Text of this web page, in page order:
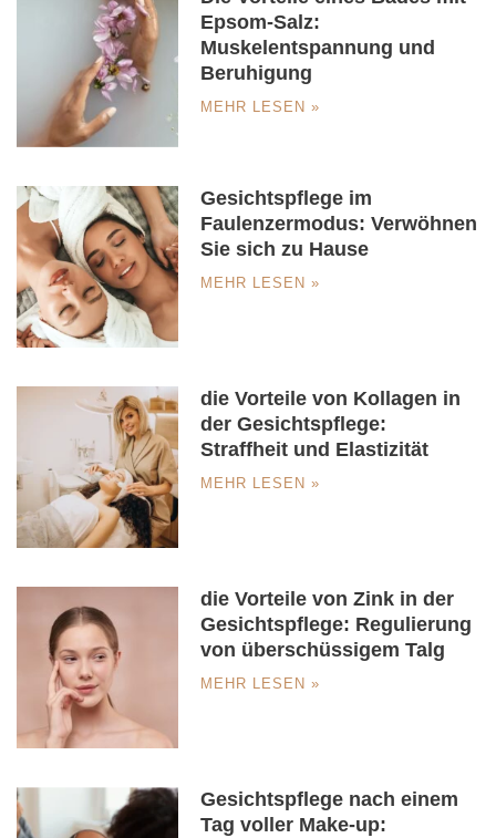
Epsom-Salz:
Muskelentspannung und
Beruhigung
MEHR LESEN »
Gesichtspflege im
Faulenzermodus: Verwöhnen
Sie sich zu Hause
MEHR LESEN »
die Vorteile von Kollagen in
der Gesichtspflege:
Straffheit und Elastizität
MEHR LESEN »
die Vorteile von Zink in der
Gesichtspflege: Regulierung
von überschüssigem Talg
MEHR LESEN »
Gesichtspflege nach einem
Tag voller Make-up: